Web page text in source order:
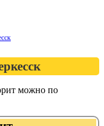
можно по